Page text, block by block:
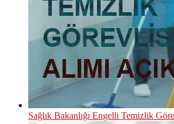
Sağlık Bakanlığı Engelli Temizlik